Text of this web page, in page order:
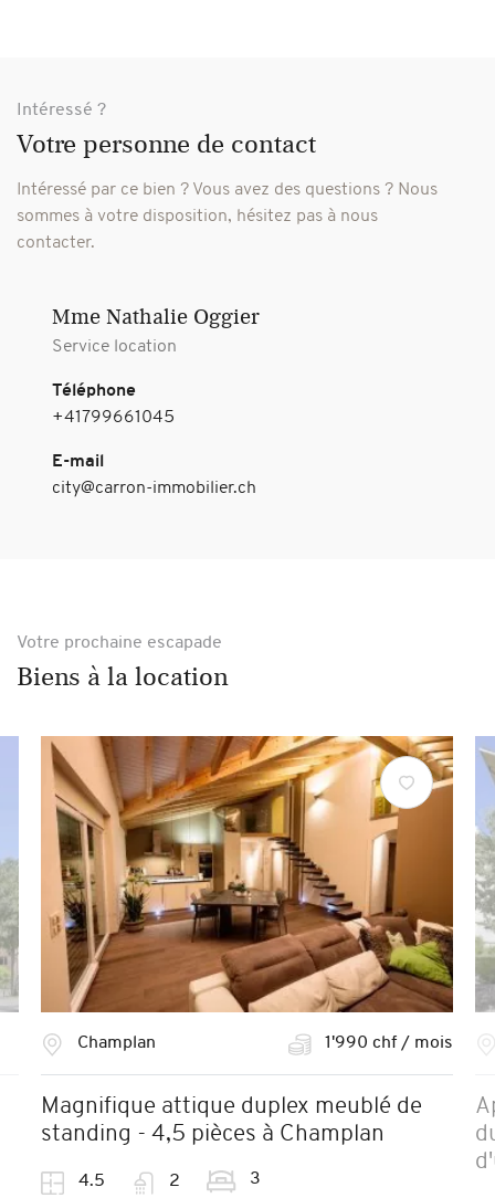
Intéressé ?
Votre personne de contact
Intéressé par ce bien ? Vous avez des questions ? Nous
sommes à votre disposition, hésitez pas à nous
contacter.
Mme Nathalie Oggier
Service location
Téléphone
+41799661045
E-mail
city@carron-immobilier.ch
Votre prochaine escapade
Biens à la location
Champlan 1'990 chf / mois
Magnifique attique duplex meublé de
standing - 4,5 pièces à Champlan
4.5 2 3